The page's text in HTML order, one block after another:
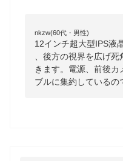
nkzw(60代・男性)
12インチ超大型IPS液
、後方の視界を広げ
きます。電源、前後
ブルに集約しているの